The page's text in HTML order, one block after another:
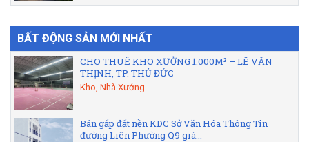
BẤT ĐỘNG SẢN MỚI NHẤT
CHO THUÊ KHO XƯỞNG 1.000M² – LÊ VĂN
THỊNH, TP. THỦ ĐỨC
Kho, Nhà Xưởng
Bán gấp đất nền KDC Sở Văn Hóa Thông Tin
đường Liên Phường Q9 giá...